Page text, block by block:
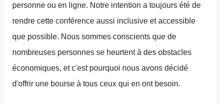
personne ou en ligne. Notre intention a toujours été de
rendre cette conférence aussi inclusive et accessible
que possible. Nous sommes conscients que de
nombreuses personnes se heurtent à des obstacles
économiques, et c'est pourquoi nous avons décidé
d'offrir une bourse à tous ceux qui en ont besoin.